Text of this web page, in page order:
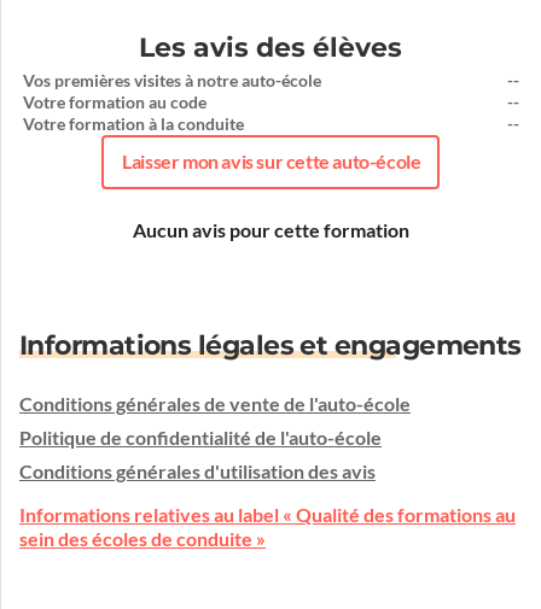
Les avis des élèves
Vos premières visites à notre auto-école
Votre formation au code
Votre formation à la conduite
--
--
--
Laisser mon avis sur cette auto-école
Aucun avis pour cette formation
Informations légales et engagements
Conditions générales de vente de l'auto-école
Politique de confidentialité de l'auto-école
Conditions générales d'utilisation des avis
Informations relatives au label « Qualité des formations au
sein des écoles de conduite »